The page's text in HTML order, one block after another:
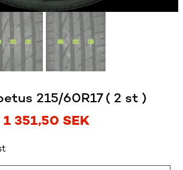
215/60R17 ( 2 st )
Det
ursprungliga
1 351,50 SEKDet
priset